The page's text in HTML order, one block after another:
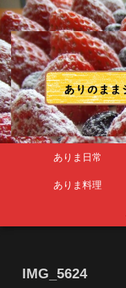
ありま日常
ありま料理
IMG_5624